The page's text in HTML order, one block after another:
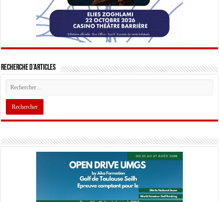
Recherche d’articles